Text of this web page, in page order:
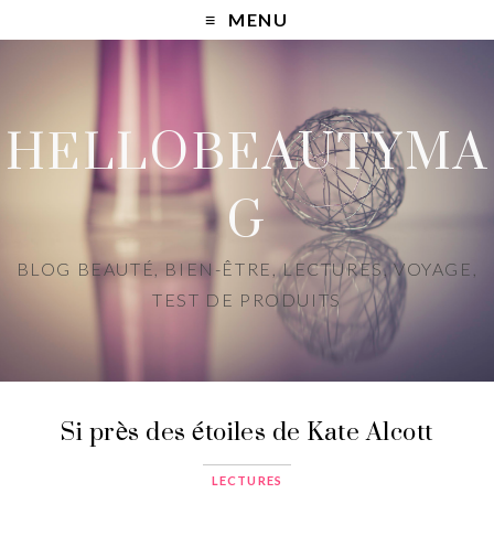
MENU
HELLOBEAUTYMA
G
BLOG BEAUTÉ, BIEN-ÊTRE, LECTURES, VOYAGE,
TEST DE PRODUITS
Si près des étoiles de Kate Alcott
LECTURES